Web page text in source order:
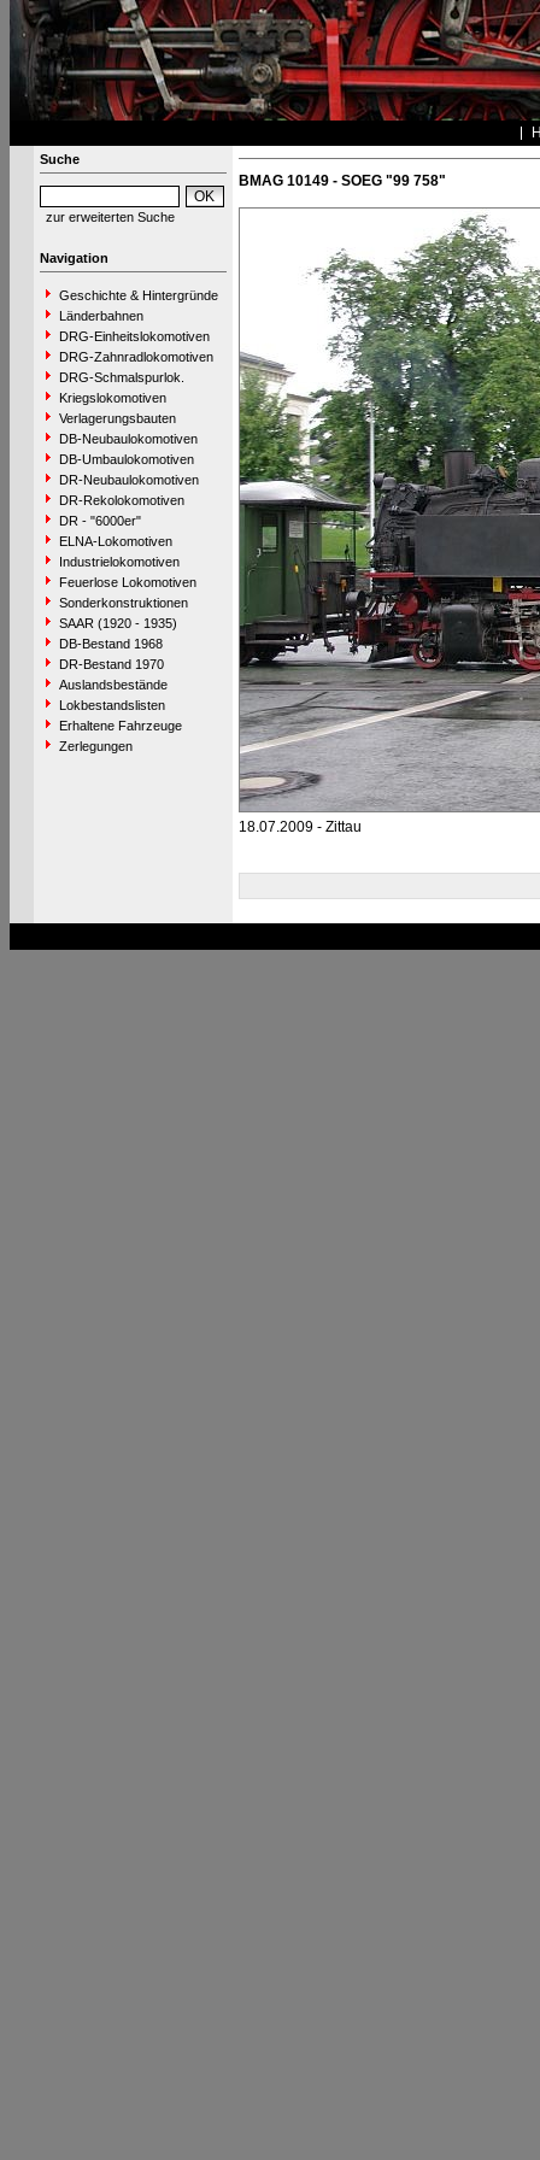
Suche
zur erweiterten Suche
Navigation
Geschichte & Hintergründe
Länderbahnen
DRG-Einheitslokomotiven
DRG-Zahnradlokomotiven
DRG-Schmalspurlok.
Kriegslokomotiven
Verlagerungsbauten
DB-Neubaulokomotiven
DB-Umbaulokomotiven
DR-Neubaulokomotiven
DR-Rekolokomotiven
DR - "6000er"
ELNA-Lokomotiven
Industrielokomotiven
Feuerlose Lokomotiven
Sonderkonstruktionen
SAAR (1920 - 1935)
DB-Bestand 1968
DR-Bestand 1970
Auslandsbestände
Lokbestandslisten
Erhaltene Fahrzeuge
Zerlegungen
BMAG 10149 - SOEG "99 758"
18.07.2009 - Zittau